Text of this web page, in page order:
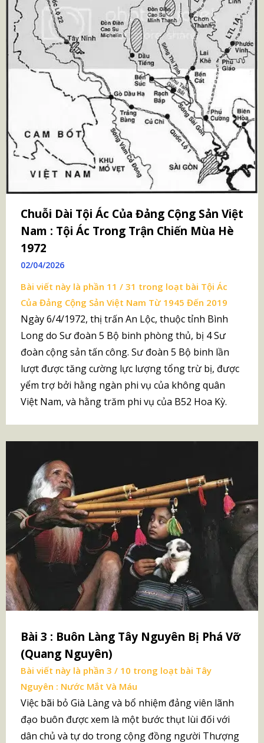
Chuỗi Dài Tội Ác Của Đảng Cộng Sản Việt
Nam : Tội Ác Trong Trận Chiến Mùa Hè
1972
02/04/2026
Bài viết này là phần 11 / 31 trong loạt bài Tội Ác
Của Đảng Cộng Sản Việt Nam Từ 1945 Đến 2019
Ngày 6/4/1972, thị trấn An Lộc, thuộc tỉnh Bình
Long do Sư đoàn 5 Bộ binh phòng thủ, bị 4 Sư
đoàn cộng sản tấn công. Sư đoàn 5 Bộ binh lần
lượt được tăng cường lực lượng tổng trừ bị, được
yểm trợ bởi hằng ngàn phi vụ của không quân
Việt Nam, và hằng trăm phi vụ của B52 Hoa Kỳ.
Bài 3 : Buôn Làng Tây Nguyên Bị Phá Vỡ
(Quang Nguyên)
Bài viết này là phần 3 / 10 trong loạt bài Tây
Nguyên : Nước Mắt Và Máu
Việc bãi bỏ Già Làng và bổ nhiệm đảng viên lãnh
đạo buôn được xem là một bước thụt lùi đối với
dân chủ và tự do trong cộng đồng người Thượng